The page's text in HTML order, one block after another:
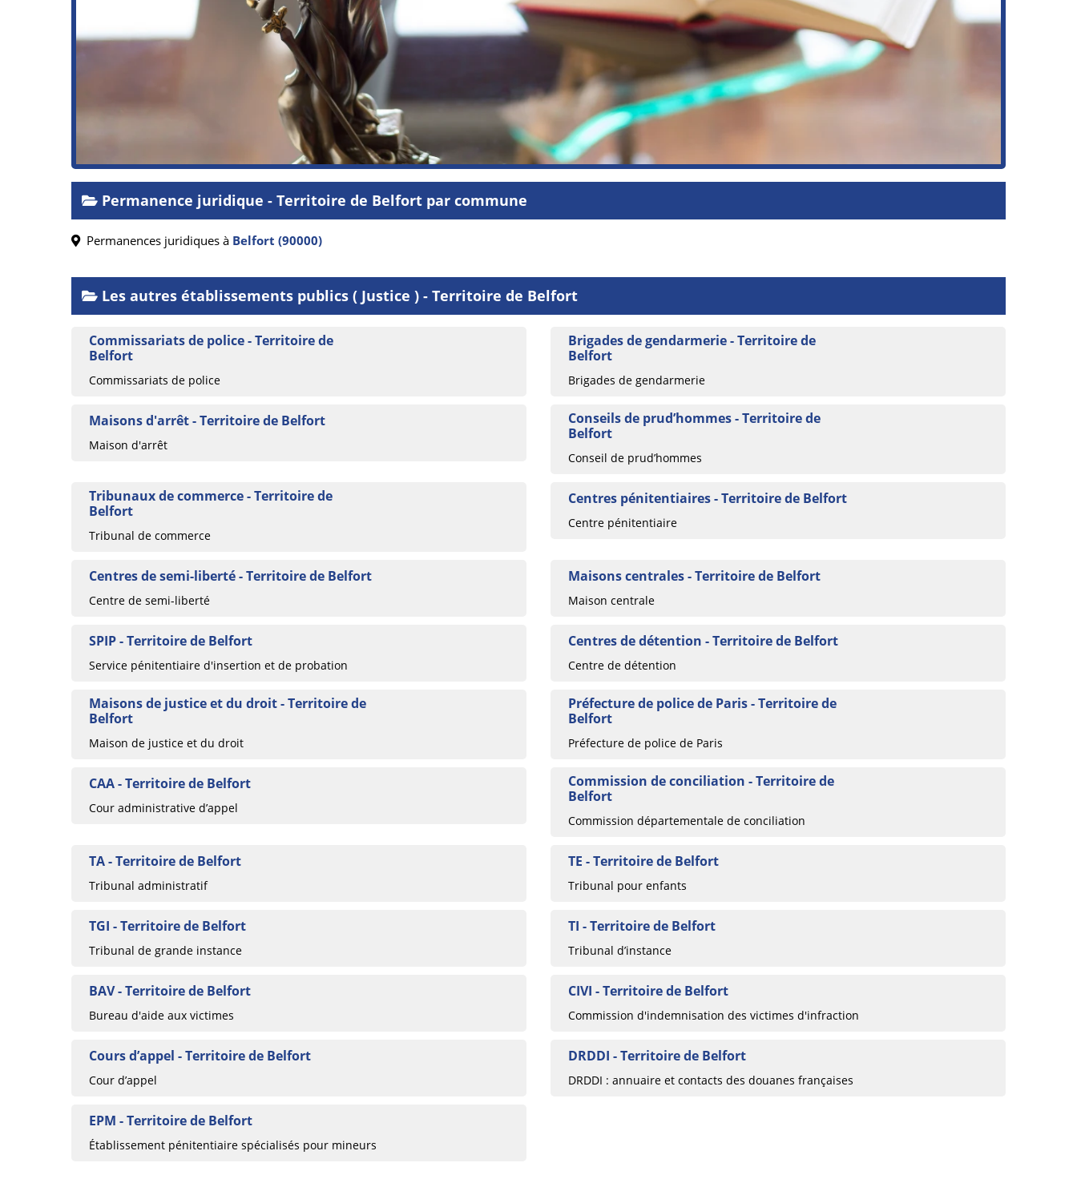
Permanence juridique - Territoire de Belfort par commune
Permanences juridiques à Belfort (90000)
Les autres établissements publics ( Justice ) - Territoire de Belfort
Commissariats de police - Territoire de
Belfort
Commissariats de police
Brigades de gendarmerie - Territoire de
Belfort
Brigades de gendarmerie
Maisons d'arrêt - Territoire de Belfort
Maison d'arrêt
Conseils de prud’hommes - Territoire de
Belfort
Conseil de prud’hommes
Tribunaux de commerce - Territoire de
Belfort
Tribunal de commerce
Centres pénitentiaires - Territoire de Belfort
Centre pénitentiaire
Centres de semi-liberté - Territoire de Belfort
Centre de semi-liberté
Maisons centrales - Territoire de Belfort
Maison centrale
SPIP - Territoire de Belfort
Service pénitentiaire d'insertion et de probation
Centres de détention - Territoire de Belfort
Centre de détention
Maisons de justice et du droit - Territoire de
Belfort
Maison de justice et du droit
Préfecture de police de Paris - Territoire de
Belfort
Préfecture de police de Paris
CAA - Territoire de Belfort
Cour administrative d’appel
Commission de conciliation - Territoire de
Belfort
Commission départementale de conciliation
TA - Territoire de Belfort
Tribunal administratif
TE - Territoire de Belfort
Tribunal pour enfants
TGI - Territoire de Belfort
Tribunal de grande instance
TI - Territoire de Belfort
Tribunal d’instance
BAV - Territoire de Belfort
Bureau d'aide aux victimes
CIVI - Territoire de Belfort
Commission d'indemnisation des victimes d'infraction
Cours d’appel - Territoire de Belfort
Cour d’appel
DRDDI - Territoire de Belfort
DRDDI : annuaire et contacts des douanes françaises
EPM - Territoire de Belfort
Établissement pénitentiaire spécialisés pour mineurs